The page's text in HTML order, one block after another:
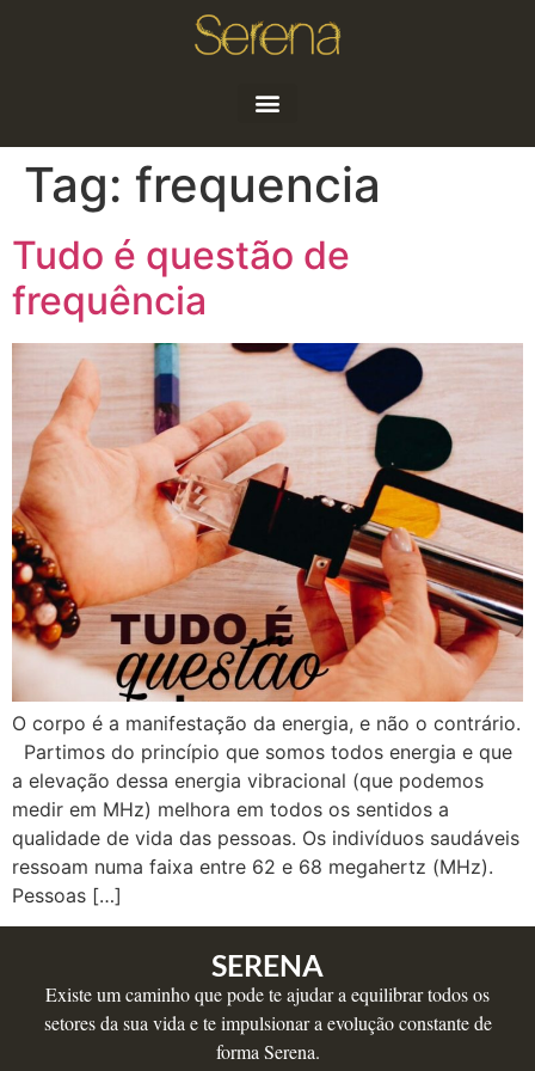
Tag: frequencia
Tudo é questão de
frequência
O corpo é a manifestação da energia, e não o contrário.
Partimos do princípio que somos todos energia e que
a elevação dessa energia vibracional (que podemos
medir em MHz) melhora em todos os sentidos a
qualidade de vida das pessoas. Os indivíduos saudáveis
ressoam numa faixa entre 62 e 68 megahertz (MHz).
Pessoas […]
SERENA
Existe um caminho que pode te ajudar a equilibrar todos os
setores da sua vida e te impulsionar a evolução constante de
forma Serena.